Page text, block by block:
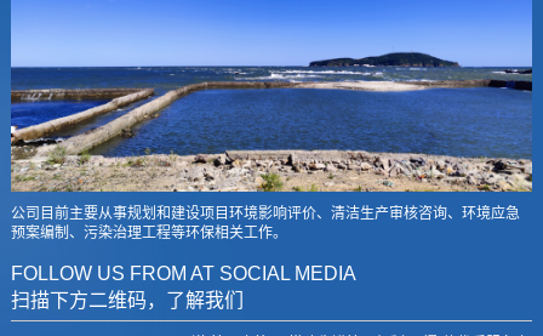
公司目前主要从事规划和建设项目环境影响评价、清洁生产审核咨询、环境应急
预案编制、污染治理工程等环保相关工作。
FOLLOW US FROM AT SOCIAL MEDIA
扫描下方二维码，了解我们